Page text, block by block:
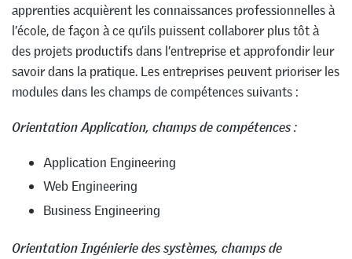
apprenties acquièrent les connaissances professionnelles à
l’école, de façon à ce qu’ils puissent collaborer plus tôt à
des projets productifs dans l’entreprise et approfondir leur
savoir dans la pratique. Les entreprises peuvent prioriser les
modules dans les champs de compétences suivants :
Orientation Application, champs de compétences :
Application Engineering
Web Engineering
Business Engineering
Orientation Ingénierie des systèmes, champs de